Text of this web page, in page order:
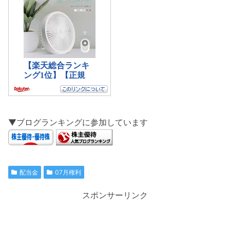
▼ブログランキングに参加しています
配当金 07月権利
スポンサーリンク